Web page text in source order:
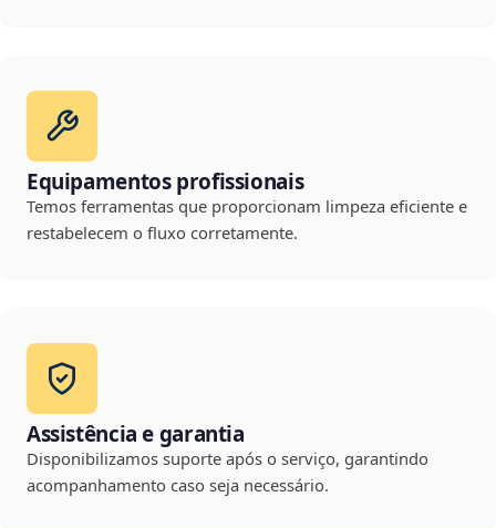
Equipamentos profissionais
Temos ferramentas que proporcionam limpeza eficiente e
restabelecem o fluxo corretamente.
Assistência e garantia
Disponibilizamos suporte após o serviço, garantindo
acompanhamento caso seja necessário.